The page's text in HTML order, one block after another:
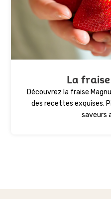
La
Découvrez la fraise
des recettes exquises.
saveurs